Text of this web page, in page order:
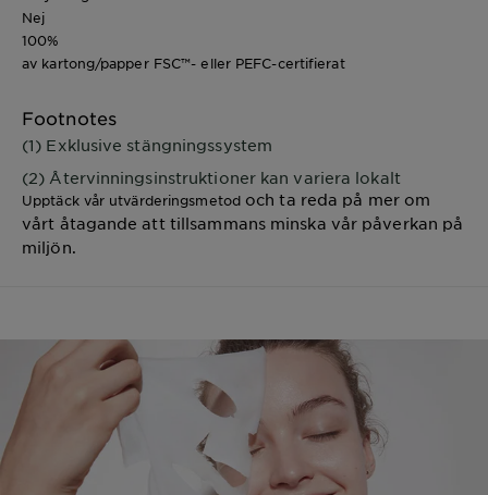
Nej
100%
av kartong/papper FSC™- eller PEFC-certifierat
Footnotes
(1) Exklusive stängningssystem
(2) Återvinningsinstruktioner kan variera lokalt
Upptäck vår utvärderingsmetodoch ta reda på mer om
vårt åtagande att tillsammans minska vår påverkan på
miljön.